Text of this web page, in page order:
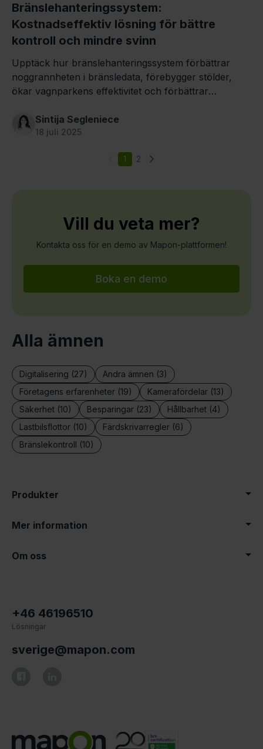
Bränslehanteringssystem:
Kostnadseffektiv lösning för bättre
kontroll och mindre svinn
Upptäck hur bränslehanteringssystem förbättrar
noggrannheten i bränsledata, förebygger stölder,
ökar vagnparkens effektivitet och förbättrar
Sintija Segleniece
18 juli 2025
1 2
Vill du veta mer?
Kontakta oss för en demo av Mapon-plattformen!
Boka en demo
Alla ämnen
Digitalisering (27)
Andra ämnen (3)
Företagens erfarenheter (19)
Kamerafördelar (13)
Säkerhet (10)
Besparingar (23)
Hållbarhet (4)
Lastbilsflottor (10)
Färdskrivarregler (6)
Bränslekontroll (10)
Produkter
Mer information
Om oss
+46 46196510
Lösningar
sverige@mapon.com